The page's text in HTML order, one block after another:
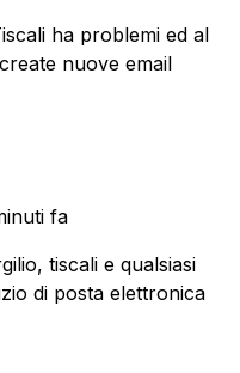
ha problemi ed al
nuove email
fa
tiscali e qualsiasi
di posta elettronica